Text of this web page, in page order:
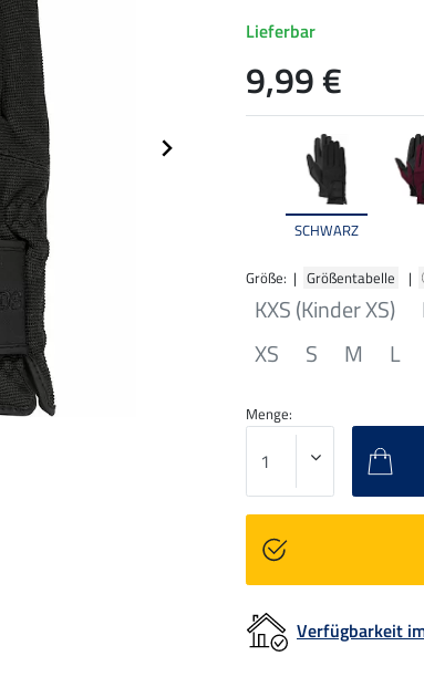
SCHWARZ
Größe: | Größentabelle |
KXS (Kinder XS)
XS
S M L
Lieferbar
9,99 €
Menge:
Verfügbarkeit